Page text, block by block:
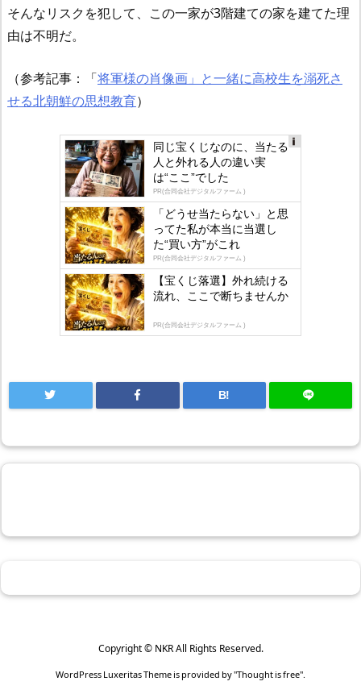
そんなリスクを犯して、この一家が3階建ての家を建てた理
由は不明だ。
（参考記事：「将軍様の肖像画」と一緒に高校生を溺死さ
せる北朝鮮の思想教育）
同じ宝くじなのに、当たる
人と外れる人の違い実
は“ここ”でした
PR(合同会社デジタルファーム )
「どうせ当たらない」と思
ってた私が本当に当選し
た“買い方”がこれ
PR(合同会社デジタルファーム )
【宝くじ落選】外れ続ける
流れ、ここで断ちませんか
PR(合同会社デジタルファーム )
B!
Copyright © NKRAll Rights Reserved.
WordPress Luxeritas Theme is provided by "Thought is free".